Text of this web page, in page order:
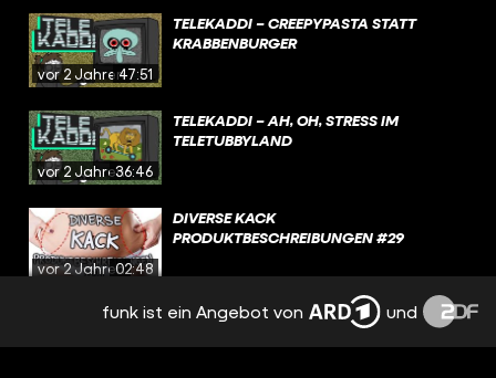
vor 2 Jahren47:51
TELEKADDI – CREEPYPASTA STATT
KRABBENBURGER
vor 2 Jahren36:46
TELEKADDI – AH, OH, STRESS IM
TELETUBBYLAND
vor 2 Jahren02:48
DIVERSE KACK
PRODUKTBESCHREIBUNGEN #29
DIVERSE KACK
PRODUKTBESCHREIBUNGEN #28
funk ist ein Angebot von und